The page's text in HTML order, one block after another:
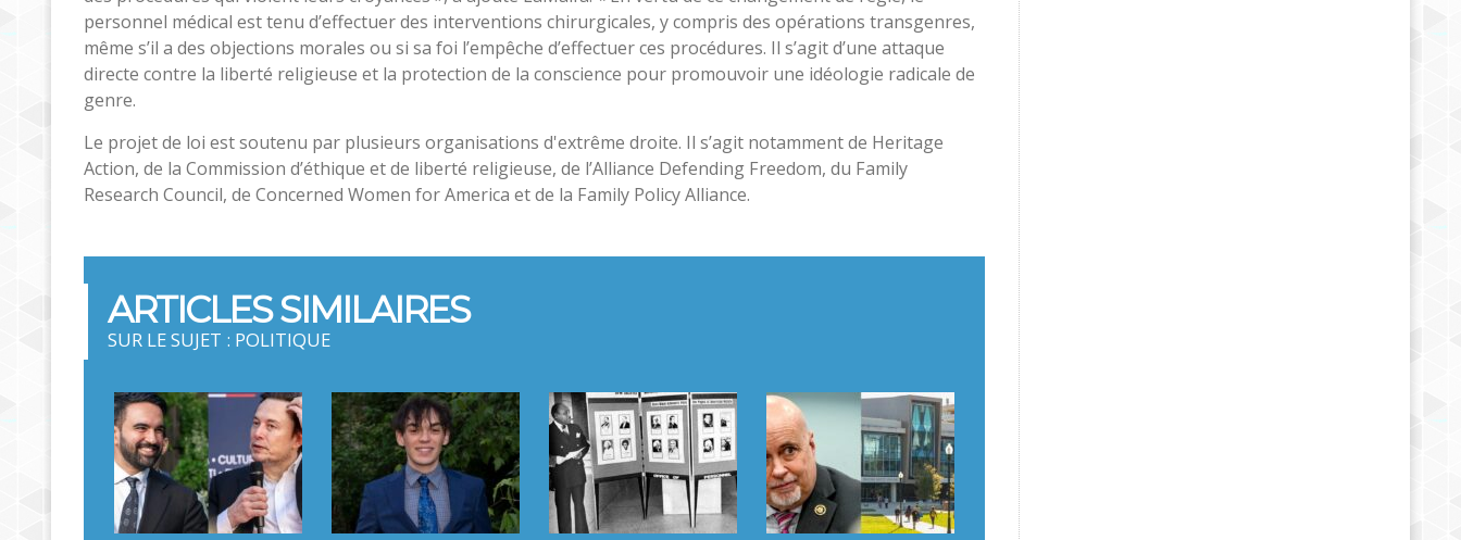
personnel médical est tenu d’effectuer des interventions chirurgicales, y compris des opérations transgenres,
même s’il a des objections morales ou si sa foi l’empêche d’effectuer ces procédures. Il s’agit d’une attaque
directe contre la liberté religieuse et la protection de la conscience pour promouvoir une idéologie radicale de
genre.
Le projet de loi est soutenu par plusieurs organisations d'extrême droite. Il s’agit notamment de Heritage
Action, de la Commission d’éthique et de liberté religieuse, de l’Alliance Defending Freedom, du Family
Research Council, de Concerned Women for America et de la Family Policy Alliance.
ARTICLES SIMILAIRES
SUR LE SUJET : POLITIQUE